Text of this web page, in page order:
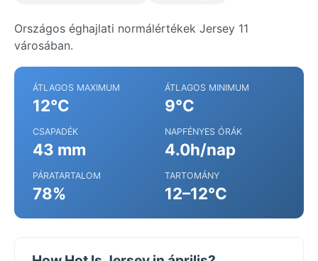
Országos éghajlati normálértékek Jersey 11
városában.
ÁTLAGOS MAXIMUM
12°C
ÁTLAGOS MINIMUM
9°C
CSAPADÉK
43 mm
NAPFÉNYES ÓRÁK
4.0h/nap
PÁRATARTALOM
78%
TARTOMÁNY
12–12°C